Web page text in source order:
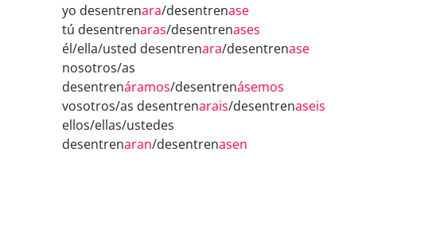
yo desentrenara/desentrenase
tú desentrenaras/desentrenases
él/ella/usted desentrenara/desentrenase
nosotros/as
desentrenáramos/desentrenásemos
vosotros/as desentrenarais/desentrenaseis
ellos/ellas/ustedes
desentrenaran/desentrenasen